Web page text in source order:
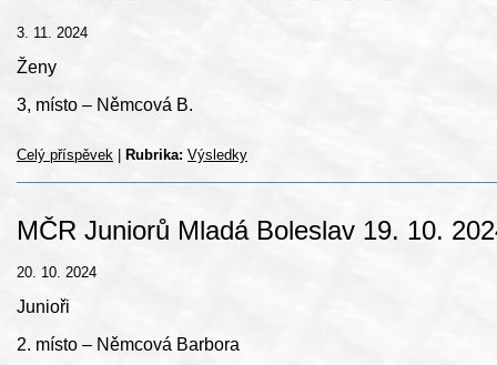
3. 11. 2024
Ženy
3, místo – Němcová B.
Celý příspěvek Rubrika: Výsledky
MČR Juniorů Mladá Boleslav 19. 10.
20. 10. 2024
Junioři
2. místo – Němcová Barbora